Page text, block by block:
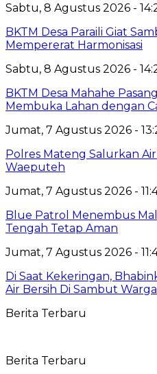
Sabtu, 8 Agustus 2026 -
BKTM Desa Paraili Giat
Mempererat Harmonisasi
Sabtu, 8 Agustus 2026 -
BKTM Desa Mahahe
Membuka Lahan dengan
Jumat, 7 Agustus 2026 -
Polres Mateng Salurkan
Waeputeh
Jumat, 7 Agustus 2026 -
Blue Patrol Menembus
Tengah Tetap Aman
Jumat, 7 Agustus 2026 -
Di Saat Kekeringan,
Air Bersih Di Sambut Warga
Berita Terbaru
Berita Terbaru